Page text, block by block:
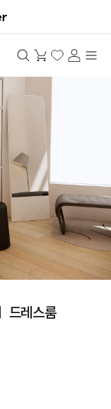
드레스룸